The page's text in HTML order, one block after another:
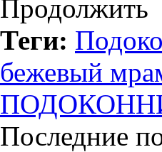
Продолжить
Теги:
бежевый
Последние